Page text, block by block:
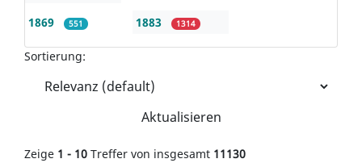
1869 551 1883 1314
Sortierung:
Aktualisieren
Zeige 1 - 10 Treffer von insgesamt 11130